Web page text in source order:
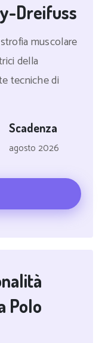
Dreifuss
muscolare
della
tecniche di
Scadenza
agosto 2026
Polo